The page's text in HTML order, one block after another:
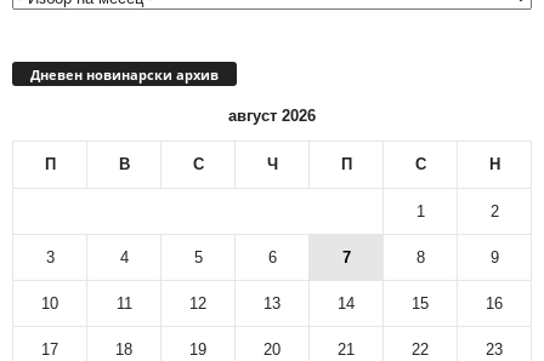
Дневен новинарски архив
август 2026
П В С Ч П С Н
1 2
3 4 5 6 7 8 9
10 11 12 13 14 15 16
17 18 19 20 21 22 23